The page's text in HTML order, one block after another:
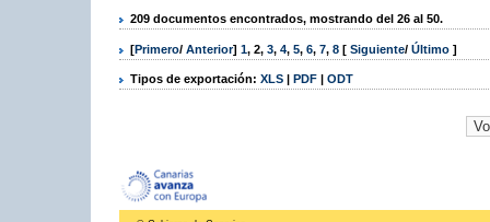
209 documentos encontrados, mostrando del 26 al 50.
[Primero/ Anterior] 1, 2, 3, 4, 5, 6, 7, 8 [ Siguiente/ Último ]
Tipos de exportación: XLS | PDF | ODT